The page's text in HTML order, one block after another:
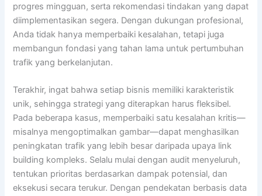
progres mingguan, serta rekomendasi tindakan yang dapat
diimplementasikan segera. Dengan dukungan profesional,
Anda tidak hanya memperbaiki kesalahan, tetapi juga
membangun fondasi yang tahan lama untuk pertumbuhan
trafik yang berkelanjutan.
Terakhir, ingat bahwa setiap bisnis memiliki karakteristik
unik, sehingga strategi yang diterapkan harus fleksibel.
Pada beberapa kasus, memperbaiki satu kesalahan kritis—
misalnya mengoptimalkan gambar—dapat menghasilkan
peningkatan trafik yang lebih besar daripada upaya link
building kompleks. Selalu mulai dengan audit menyeluruh,
tentukan prioritas berdasarkan dampak potensial, dan
eksekusi secara terukur. Dengan pendekatan berbasis data